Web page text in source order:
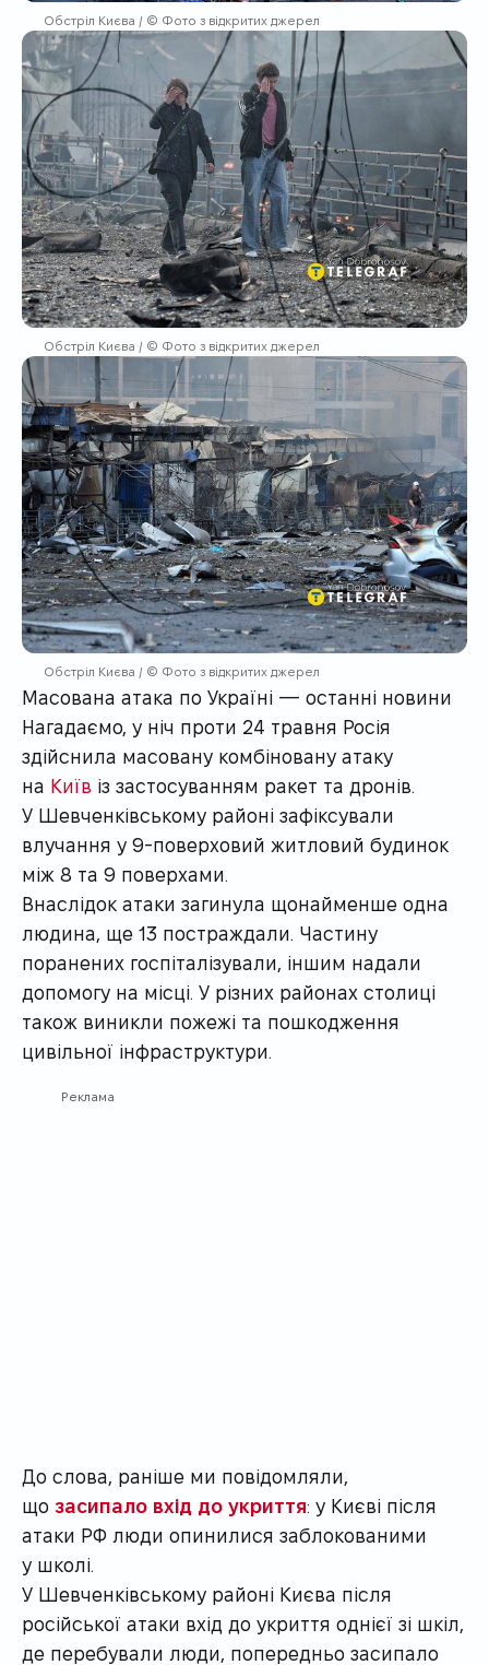
Обстріл Києва / © Фото з відкритих джерел
Обстріл Києва / © Фото з відкритих джерел
Обстріл Києва / © Фото з відкритих джерел
Масована атака по Україні — останні новини
Нагадаємо, у ніч проти 24 травня Росія
здійснила масовану комбіновану атаку
на Київ із застосуванням ракет та дронів.
У Шевченківському районі зафіксували
влучання у 9-поверховий житловий будинок
між 8 та 9 поверхами.
Внаслідок атаки загинула щонайменше одна
людина, ще 13 постраждали. Частину
поранених госпіталізували, іншим надали
допомогу на місці. У різних районах столиці
також виникли пожежі та пошкодження
цивільної інфраструктури.
Реклама
До слова, раніше ми повідомляли,
що засипало вхід до укриття: у Києві після
атаки РФ люди опинилися заблокованими
у школі.
У Шевченківському районі Києва після
російської атаки вхід до укриття однієї зі шкіл,
де перебували люди, попередньо засипало